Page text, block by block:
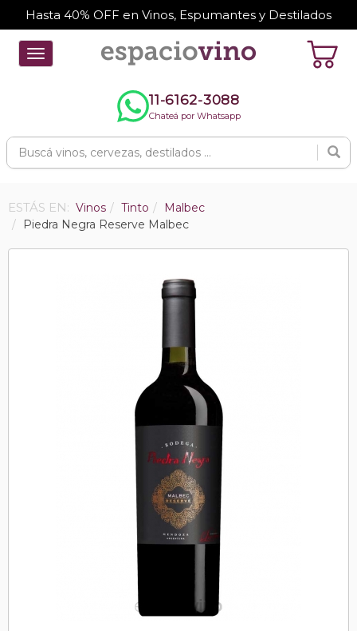
Hasta 40% OFF en Vinos, Espumantes y Destilados
Toggle
navigation
11-6162-3088
Chateá por Whatsapp
ESTÁS EN: Vinos Tinto
Malbec
Piedra Negra Reserve Malbec